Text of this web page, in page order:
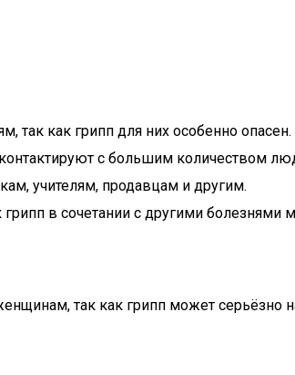
как грипп для них особенно опасен.
с большим количеством
учителям, продавцам и другим.
в сочетании с другими
так как грипп может серьёзно